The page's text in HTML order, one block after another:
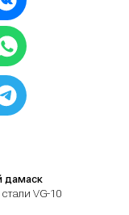
дамаск
VG-10